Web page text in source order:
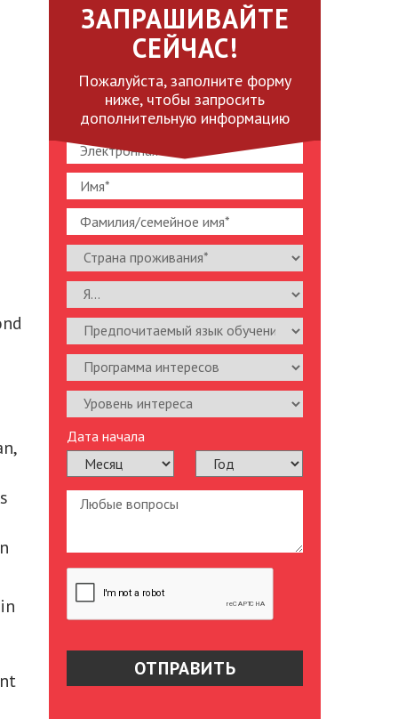
ЗАПРАШИВАЙТЕ
СЕЙЧАС!
Пожалуйста, заполните форму
ниже, чтобы запросить
дополнительную информацию
Дата начала